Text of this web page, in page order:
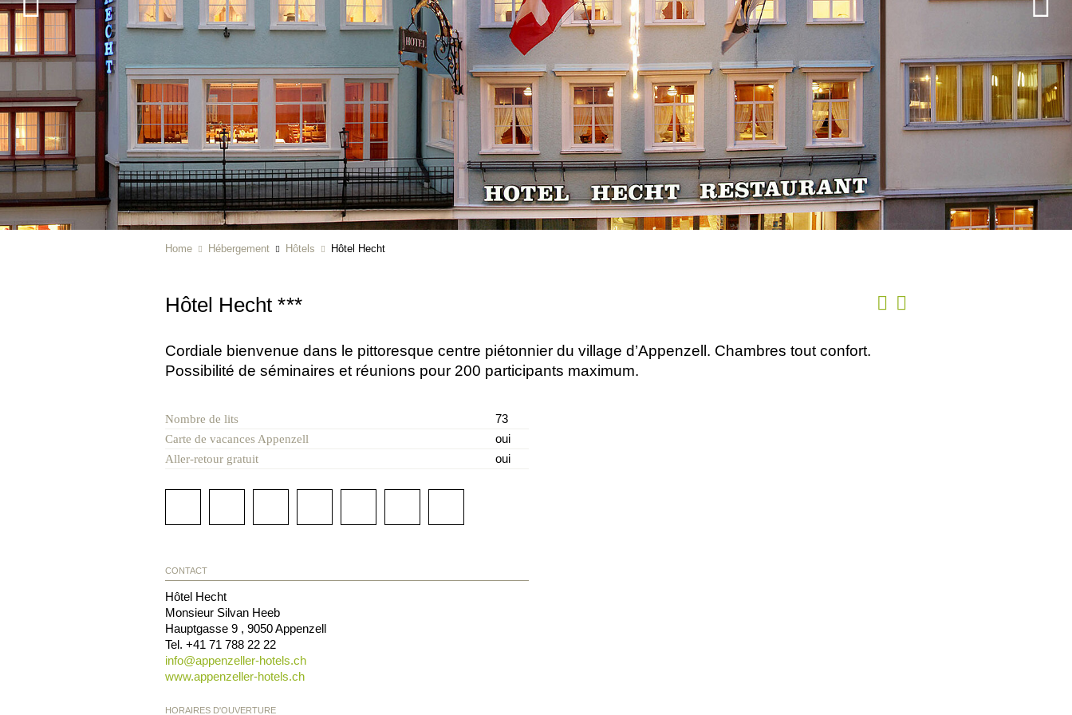
Home Hébergement Hôtels Hôtel Hecht
Hôtel Hecht ***
Cordiale bienvenue dans le pittoresque centre piétonnier du village d’Appenzell. Chambres tout confort.
Possibilité de séminaires et réunions pour 200 participants maximum.
Nombre de lits 73
Carte de vacances Appenzell oui
Aller-retour gratuit oui
CONTACT
Hôtel Hecht
Monsieur Silvan Heeb
Hauptgasse 9 , 9050Appenzell
Tel. +41 71 788 22 22
info@appenzeller-hotels.ch
www.appenzeller-hotels.ch
HORAIRES D'OUVERTURE